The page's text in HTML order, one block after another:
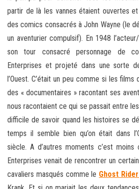
partir de là les vannes étaient ouvertes
des comics consacrés à John Wayne (le
un aventurier compulsif). En 1948
son tour consacré personnage de
Enterprises et projeté dans une sorte
l’Ouest. C’était un peu comme si les
des « documentaires » racontant ses
nous racontaient ce qui se passait entre
difficile de savoir quand les histoires se
temps il semble bien qu’on était dans
siècle. A d’autres moments c’est moins
Enterprises venait de rencontrer un
cavaliers masqués comme le Ghost